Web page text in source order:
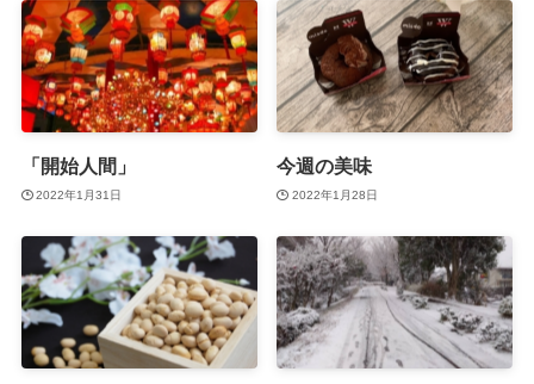
「開始人間」
2022年1月31日
今週の美味
2022年1月28日